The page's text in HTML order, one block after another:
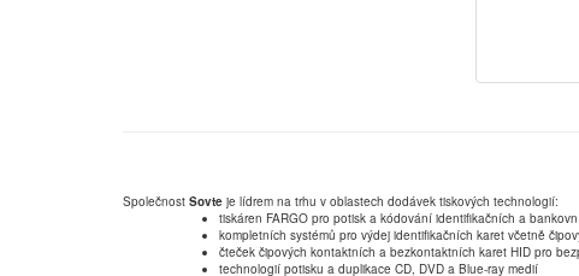
Společnost Sovte je lídrem na trhu v oblastech dodávek tiskových technologií:
tiskáren FARGO pro potisk a kódování identifikačních a
kompletních systémů pro výdej identifikačních karet včetně
čteček čipových kontaktních a bezkontaktních karet HID pro
technologií potisku a duplikace CD, DVD a Blue-ray medií